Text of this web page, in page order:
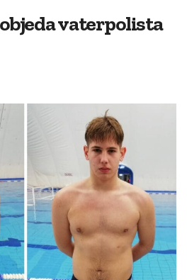
vaterpolista